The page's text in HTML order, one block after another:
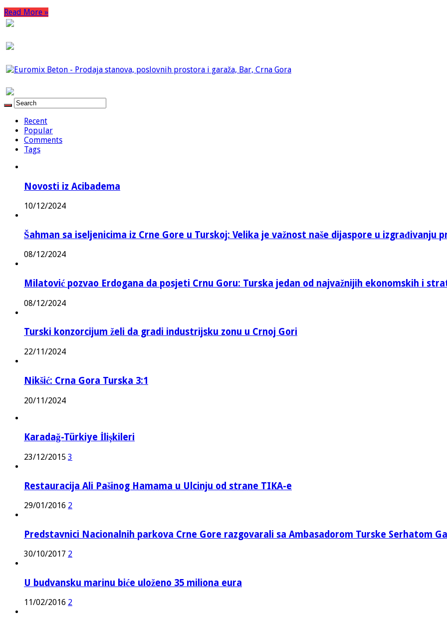
Read More »
Recent
Popular
Comments
Tags
Novosti iz Acibadema
10/12/2024
Šahman sa iseljenicima iz Crne Gore u Turskoj: Velika je važnost naše dijaspore u izgrađivanju
08/12/2024
Milatović pozvao Erdogana da posjeti Crnu Goru: Turska jedan od najvažnijih ekonomskih i
08/12/2024
Turski konzorcijum želi da gradi industrijsku zonu u Crnoj Gori
22/11/2024
Nikšić: Crna Gora Turska 3:1
20/11/2024
Karadağ-Türkiye İlişkileri
23/12/2015 3
Restauracija Ali Pašinog Hamama u Ulcinju od strane TIKA-e
29/01/2016 2
Predstavnici Nacionalnih parkova Crne Gore razgovarali sa Ambasadorom Turske Serhatom
30/10/2017 2
U budvansku marinu biće uloženo 35 miliona eura
11/02/2016 2